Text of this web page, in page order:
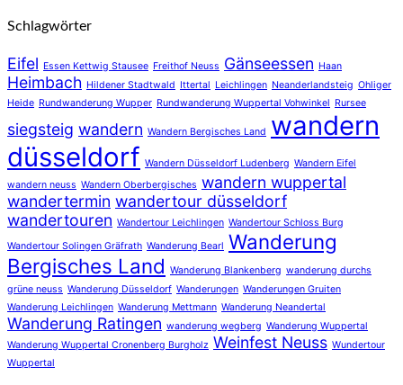
Schlagwörter
Eifel Essen Kettwig Stausee Freithof Neuss Gänseessen Haan
Heimbach Hildener Stadtwald Ittertal Leichlingen Neanderlandsteig Ohliger
Heide Rundwanderung Wupper Rundwanderung Wuppertal Vohwinkel Rursee
siegsteig wandern Wandern Bergisches Land wandern
düsseldorf Wandern Düsseldorf Ludenberg Wandern Eifel
wandern neuss Wandern Oberbergisches wandern wuppertal
wandertermin wandertour düsseldorf
wandertouren Wandertour Leichlingen Wandertour Schloss Burg
Wandertour Solingen Gräfrath Wanderung Bearl Wanderung
Bergisches Land Wanderung Blankenberg wanderung durchs
grüne neuss Wanderung Düsseldorf Wanderungen Wanderungen Gruiten
Wanderung Leichlingen Wanderung Mettmann Wanderung Neandertal
Wanderung Ratingen wanderung wegberg Wanderung Wuppertal
Wanderung Wuppertal Cronenberg Burgholz Weinfest Neuss Wundertour
Wuppertal